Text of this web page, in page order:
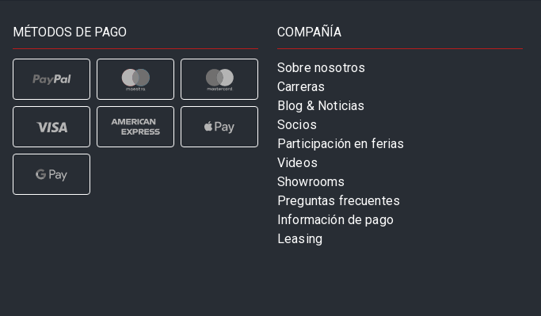
MÉTODOS DE PAGO COMPAÑÍA
Sobre nosotros
Carreras
Blog & Noticias
Socios
Participación en ferias
Videos
Showrooms
Preguntas frecuentes
Información de pago
Leasing